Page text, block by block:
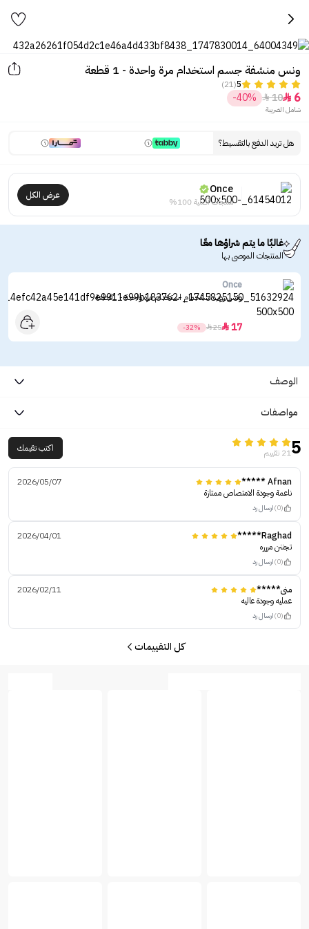
ونس منشفة جسم استخدام مرة واحدة - 1 قطعة
5
(21)
6

10

-40%
شامل الضريبة
هل تريد الدفع بالتقسيط؟
Once
منتجات أصلية 100%
عرض الكل
غالبًا ما يتم شراؤها معًا
المنتجات الموصى بها
Once
ونس روب استحمام استخدام مرة واحدة - 1قطعة
17

25

-32%
الوصف
مواصفات
521 تقييم اكتب تقيمك
Afnan *****
2026/05/07
ناعمة وجودة الامتصاص ممتازة
(0) ارسال رد
Raghad*****
2026/04/01
تجننن مررره
(0) ارسال رد
منى*****
2026/02/11
عمليه وجودة عاليه
(0) ارسال رد
كل التقييمات